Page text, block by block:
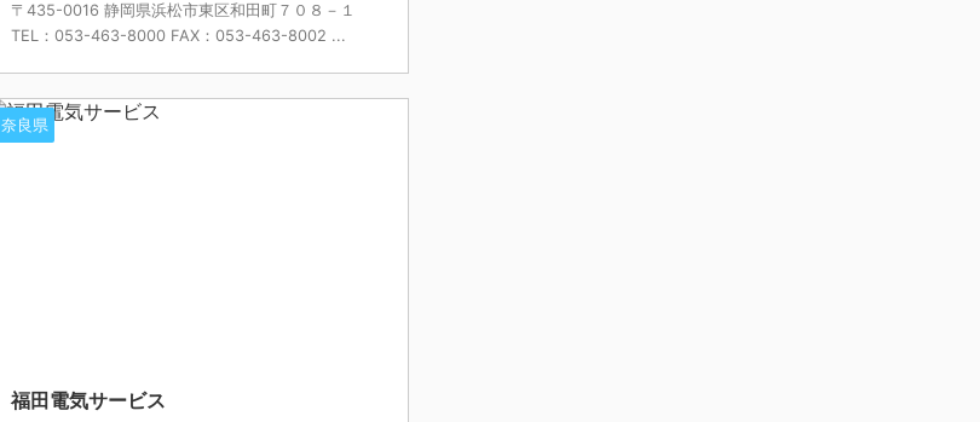
〒435-0016 静岡県浜松市東区和田町７０８－１
TEL：053-463-8000 FAX：053-463-8002 ...
奈良県
福田電気サービス